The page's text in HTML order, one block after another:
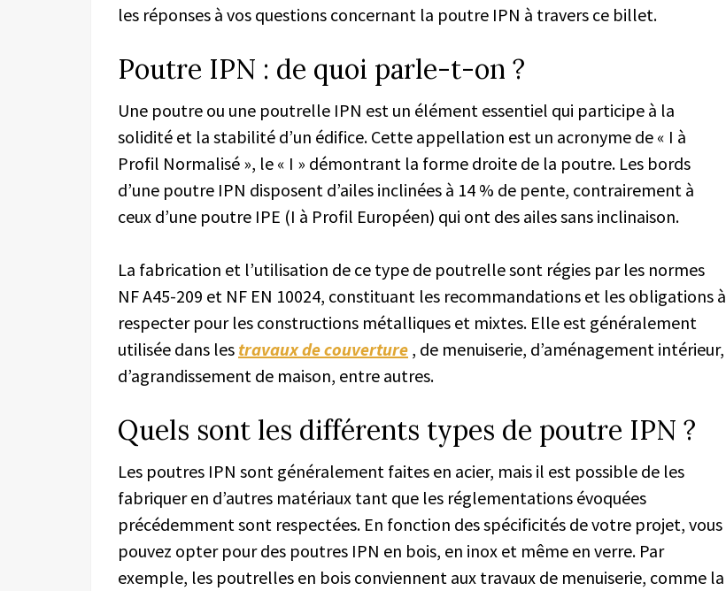
les réponses à vos questions concernant la poutre IPN à travers ce billet.
Poutre IPN : de quoi parle-t-on ?
Une poutre ou une poutrelle IPN est un élément essentiel qui participe à la
solidité et la stabilité d’un édifice. Cette appellation est un acronyme de « I à
Profil Normalisé », le « I » démontrant la forme droite de la poutre. Les bords
d’une poutre IPN disposent d’ailes inclinées à 14 % de pente, contrairement à
ceux d’une poutre IPE (I à Profil Européen) qui ont des ailes sans inclinaison.
La fabrication et l’utilisation de ce type de poutrelle sont régies par les normes
NF A45-209 et NF EN 10024, constituant les recommandations et les obligations à
respecter pour les constructions métalliques et mixtes. Elle est généralement
utilisée dans les travaux de couverture , de menuiserie, d’aménagement intérieur,
d’agrandissement de maison, entre autres.
Quels sont les différents types de poutre IPN ?
Les poutres IPN sont généralement faites en acier, mais il est possible de les
fabriquer en d’autres matériaux tant que les réglementations évoquées
précédemment sont respectées. En fonction des spécificités de votre projet, vous
pouvez opter pour des poutres IPN en bois, en inox et même en verre. Par
exemple, les poutrelles en bois conviennent aux travaux de menuiserie, comme la